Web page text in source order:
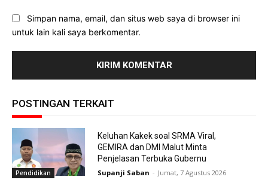
Simpan nama, email, dan situs web saya di browser ini
untuk lain kali saya berkomentar.
POSTINGAN TERKAIT
Pendidikan
Keluhan Kakek soal SRMA Viral,
GEMIRA dan DMI Malut Minta
Penjelasan Terbuka Gubernu
Supanji Saban - Jumat, 7 Agustus 2026